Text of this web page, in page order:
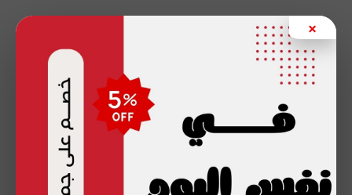
×
المحتوى
صيانة اريستون بي تك